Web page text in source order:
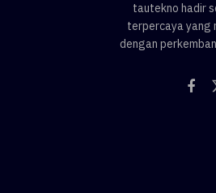
tautekno hadir
terpercaya yang
dengan